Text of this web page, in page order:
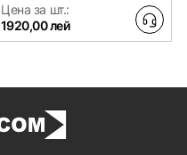
Цена за шт.:
1920,00 лей